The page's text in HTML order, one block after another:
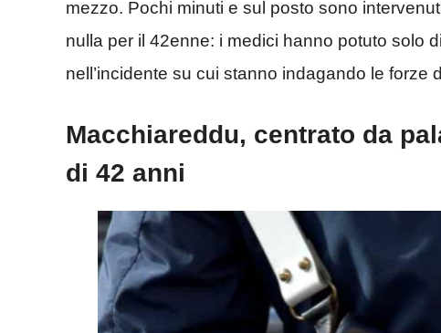
mezzo. Pochi minuti e sul posto sono
nulla per il 42enne: i medici hanno potuto solo
nell’incidente su cui stanno indagando le forze
Macchiareddu, centrato da
di 42 anni